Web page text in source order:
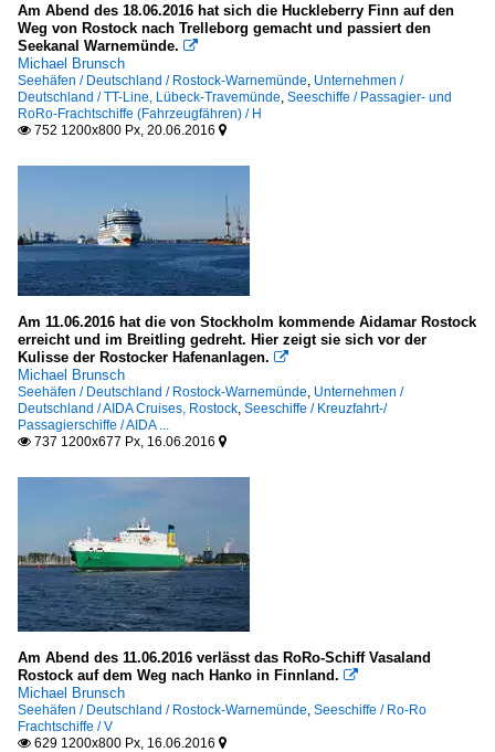
Am Abend des 18.06.2016 hat sich die Huckleberry Finn auf den
Weg von Rostock nach Trelleborg gemacht und passiert den
Seekanal Warnemünde. 
Michael Brunsch
Seehäfen / Deutschland / Rostock-Warnemünde, Unternehmen /
Deutschland / TT-Line, Lübeck-Travemünde, Seeschiffe / Passagier- und
RoRo-Frachtschiffe (Fahrzeugfähren) / H
 752 1200x800 Px, 20.06.2016 
Am 11.06.2016 hat die von Stockholm kommende Aidamar Rostock
erreicht und im Breitling gedreht. Hier zeigt sie sich vor der
Kulisse der Rostocker Hafenanlagen. 
Michael Brunsch
Seehäfen / Deutschland / Rostock-Warnemünde, Unternehmen /
Deutschland / AIDA Cruises, Rostock, Seeschiffe / Kreuzfahrt-/
Passagierschiffe / AIDA ...
 737 1200x677 Px, 16.06.2016 
Am Abend des 11.06.2016 verlässt das RoRo-Schiff Vasaland
Rostock auf dem Weg nach Hanko in Finnland. 
Michael Brunsch
Seehäfen / Deutschland / Rostock-Warnemünde, Seeschiffe / Ro-Ro
Frachtschiffe / V
 629 1200x800 Px, 16.06.2016 